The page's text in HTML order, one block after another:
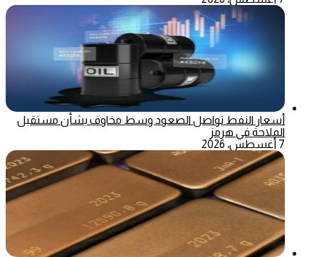
أسعار النفط تواصل الصعود وسط مخاوف بشأن مستقبل
الملاحة في هرمز
7 أغسطس، 2026